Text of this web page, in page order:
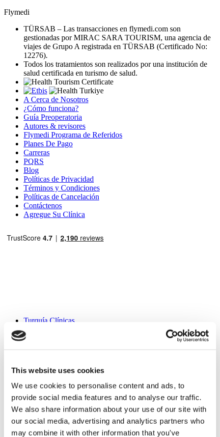
This website uses cookies
We use cookies to personalise content and ads, to
provide social media features and to analyse our traffic.
We also share information about your use of our site with
our social media, advertising and analytics partners who
may combine it with other information that you’ve
Flymedi
TÜRSAB – Las transacciones en flymedi.com son
gestionadas por MIRAC SARA TOURISM, una agencia de
viajes de Grupo A registrada en TÜRSAB (Certificado No:
12276).
Todos los tratamientos son realizados por una institución de
salud certificada en turismo de salud.
A Cerca de Nosotros
¿Cómo funciona?
Guía Preoperatoria
Autores & revisores
Flymedi Programa de Referidos
Planes De Pago
Carreras
PQRS
Blog
Políticas de Privacidad
Términos y Condiciones
Políticas de Cancelación
Contáctenos
Agregue Su Clínica
Turquía Clínicas
Spain Clínicas
Mexico Clínicas
Colombia Clínicas
Tratamientos Populares en Turquia
Manga Gástrica Turquía
Rinoplastia Turquía
Implantes De Pecho Turquía
Reducción De Senos Turquía